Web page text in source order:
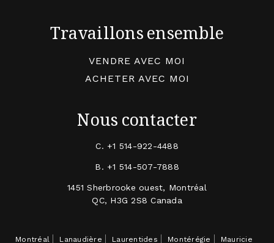
Travaillons ensemble
VENDRE AVEC MOI
ACHETER AVEC MOI
Nous contacter
C. +1 514-922-4488
B. +1 514-507-7888
1451 Sherbrooke ouest, Montréal
QC, H3G 2S8 Canada
Montréal Lanaudière Laurentides Montérégie Mauricie